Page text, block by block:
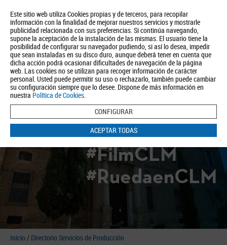
Este sitio web utiliza Cookies propias y de terceros, para recopilar
información con la finalidad de mejorar nuestros servicios y mostrarle
publicidad relacionada con sus preferencias. Si continúa navegando,
supone la aceptación de la instalación de las mismas. El usuario tiene la
posibilidad de configurar su navegador pudiendo, si así lo desea, impedir
que sean instaladas en su disco duro, aunque deberá tener en cuenta que
dicha acción podrá ocasionar dificultades de navegación de la página
web. Las cookies no se utilizan para recoger información de carácter
personal. Usted puede permitir su uso o rechazarlo, también puede cambiar
su configuración siempre que lo desee. Dispone de más información en
nuestra Política de Cookies.
CONFIGURAR
ACEPTAR TODAS
Quiénes somos Turismo Política de Privacidad Aviso Legal
Política de Cookies
BUSCAR
#FilmCLM
#RuedaenCLM
Inicio / Directorio Servicios de Producción